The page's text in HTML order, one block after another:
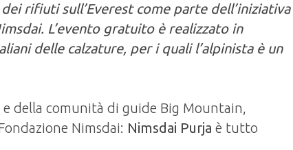
rifiuti sull’Everest come parte dell’iniziativa
L’evento gratuito è realizzato in
delle calzature, per i quali l’alpinista è un
della comunità di guide Big Mountain,
Nimsdai: Nimsdai Purja è tutto